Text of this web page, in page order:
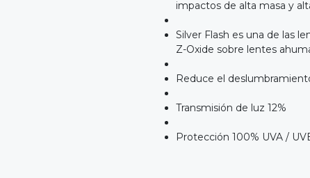
impactos de alta masa y
Silver Flash es una de las
Z-Oxide sobre lentes
Reduce el
Transmisión de luz 12%
Protección 100% UVA /